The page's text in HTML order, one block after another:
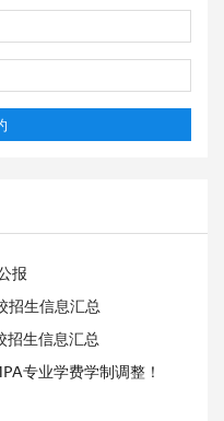
报
招生信息汇总
招生信息汇总
专业学费学制调整！